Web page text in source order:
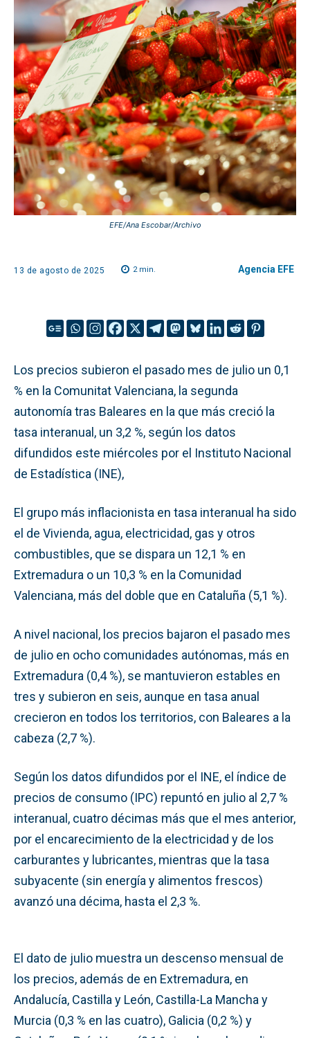
EFE/Ana Escobar/Archivo
13 de agosto de 2025 2min. Agencia EFE
Los precios subieron el pasado mes de julio un 0,1
% en la Comunitat Valenciana, la segunda
autonomía tras Baleares en la que más creció la
tasa interanual, un 3,2 %, según los datos
difundidos este miércoles por el Instituto Nacional
de Estadística (INE),
El grupo más inflacionista en tasa interanual ha sido
el de Vivienda, agua, electricidad, gas y otros
combustibles, que se dispara un 12,1 % en
Extremadura o un 10,3 % en la Comunidad
Valenciana, más del doble que en Cataluña (5,1 %).
A nivel nacional, los precios bajaron el pasado mes
de julio en ocho comunidades autónomas, más en
Extremadura (0,4 %), se mantuvieron estables en
tres y subieron en seis, aunque en tasa anual
crecieron en todos los territorios, con Baleares a la
cabeza (2,7 %).
Según los datos difundidos por el INE, el índice de
precios de consumo (IPC) repuntó en julio al 2,7 %
interanual, cuatro décimas más que el mes anterior,
por el encarecimiento de la electricidad y de los
carburantes y lubricantes, mientras que la tasa
subyacente (sin energía y alimentos frescos)
avanzó una décima, hasta el 2,3 %.
El dato de julio muestra un descenso mensual de
los precios, además de en Extremadura, en
Andalucía, Castilla y León, Castilla-La Mancha y
Murcia (0,3 % en las cuatro), Galicia (0,2 %) y